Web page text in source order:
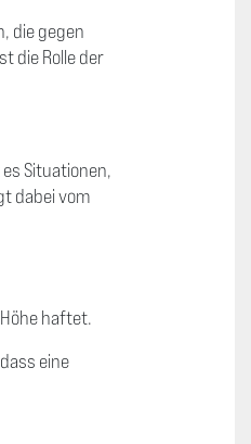
die gegen
die Rolle der
Situationen,
dabei vom
haftet.
eine